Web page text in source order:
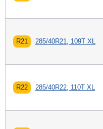
R21 285/40R21, 109T XL
R22 285/40R22, 110T XL